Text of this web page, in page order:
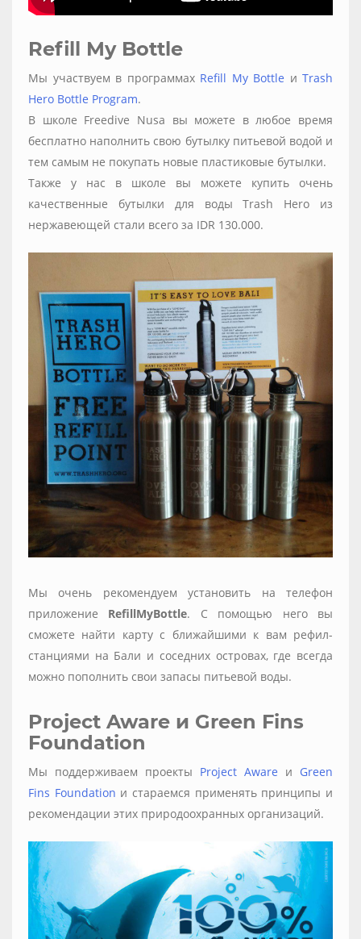
Refill My Bottle
Мы участвуем в программах Refill My Bottle и Trash
Hero Bottle Program.
В школе Freedive Nusa вы можете в любое время
бесплатно наполнить свою бутылку питьевой водой и
тем самым не покупать новые пластиковые бутылки.
Также у нас в школе вы можете купить очень
качественные бутылки для воды Trash Hero из
нержавеющей стали всего за IDR 130.000.
Мы очень рекомендуем установить на телефон
приложение RefillMyBottle. С помощью него вы
сможете найти карту с ближайшими к вам рефил-
станциями на Бали и соседних островах, где всегда
можно пополнить свои запасы питьевой воды.
Project Aware и Green Fins
Foundation
Мы поддерживаем проекты Project Aware и Green
Fins Foundation и стараемся применять принципы и
рекомендации этих природоохранных организаций.